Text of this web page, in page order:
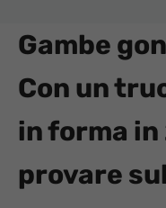
Gambe
Con un
in forma
provare